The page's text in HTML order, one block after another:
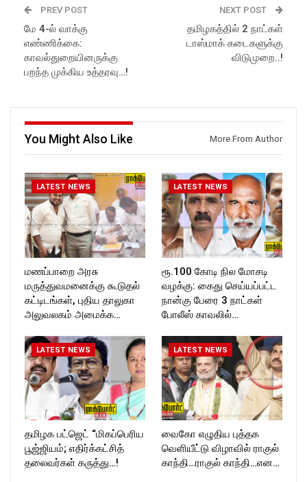
Follow us on Social Media for
Website:https://rockforttimes.
in//
Subscribe:
https://www.youtube.com/@r
ockforttimes
https://www.instagram.com/ro
ckforttimes/
https://twitter.com/ROCKFOR
T_TIMESC
ockforttimes
Like us on:
https://www.facebook.com/R
PREV POST
மே 4-ல் வாக்கு
எண்ணிக்கை:
காவல்துறையினருக்கு
பறந்த முக்கிய உத்தரவு…!
NEXT POST
தமிழகத்தில் 2 நாட்கள்
டாஸ்மாக் கடைகளுக்கு
விடுமுறை..!
You Might Also Like More From Author
LATEST NEWS
மணப்பாறை அரசு
மருத்துவமனைக்கு கூடுதல்
கட்டிடங்கள், புதிய தாலுகா
அலுவலகம் அமைக்க…
LATEST NEWS
ரூ.100 கோடி நில மோசடி
வழக்கு: கைது செய்யப்பட்ட
நான்கு பேரை 3 நாட்கள்
போலீஸ் காவலில்…
LATEST NEWS
தமிழக பட்ஜெட் “மிகப்பெரிய
பூஜ்ஜியம்; எதிர்க்கட்சித்
தலைவர்கள் கருத்து…!
LATEST NEWS
வைகோ எழுதிய புத்தக
வெளியீட்டு விழாவில் ராகுல்
காந்தி…ராகுல் காந்தி…என…